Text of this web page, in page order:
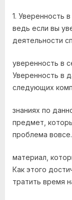
1. Уверенность
ведь если вы
деятельности
уверенность в
Уверенность в
следующих
знаниях по
предмет,
проблема
материал,
Как этого
тратить время